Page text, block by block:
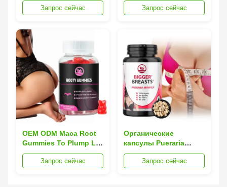
поднимать глютки
формула
Запрос сейчас Запрос сейчас
OEM ODM Maca Root
Gummies To Plump Lift
Butt for Rounder
Shape Muscle
Запрос сейчас
Органические
капсулы Pueraria
Mirifica для
увеличения груди
Запрос сейчас